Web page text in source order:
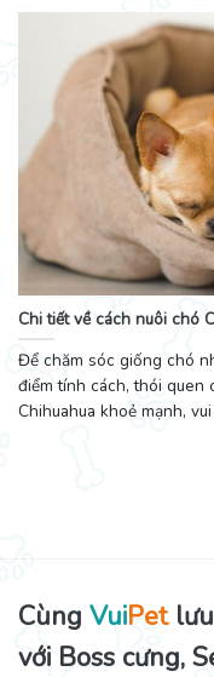
Chi tiết về cách nuôi chó
Để chăm sóc giống chó
điểm tính cách, thói quen
Chihuahua khoẻ mạnh, vui
Cùng VuiPetlưu
với Boss cưng,